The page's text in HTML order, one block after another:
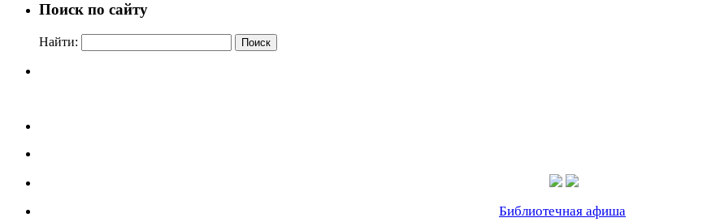
Поиск по сайту
Найти:
Библиотечная афиша